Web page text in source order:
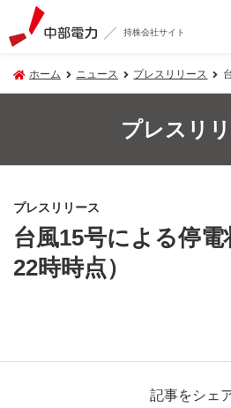
持株会社サイト
ホーム ニュース プレスリリース
プレスリ
プレスリリース
台風15号による停電
22時時点）
記事をシェ